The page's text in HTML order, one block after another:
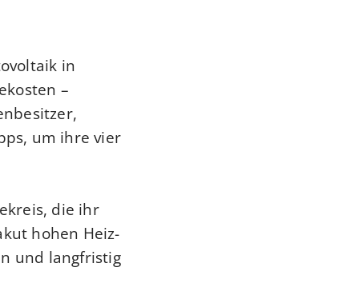
in
–
um ihre vier
die ihr
hohen Heiz-
und langfristig